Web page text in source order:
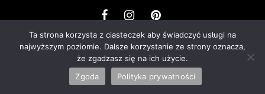
Ta strona korzysta z ciasteczek aby świadczyć usługi na
najwyższym poziomie. Dalsze korzystanie ze strony oznacza,
że zgadzasz się na ich użycie.
Zgoda
Polityka prywatności
o nas dostawa zwroty regulamin
polityka prywatności
kontakt